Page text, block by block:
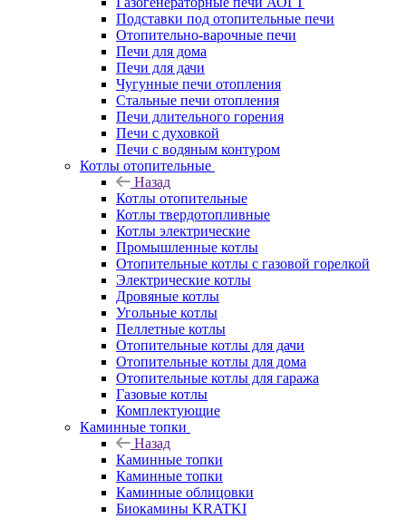
Подставки под отопительные печи
Отопительно-варочные печи
Печи для дома
Печи для дачи
Чугунные печи отопления
Стальные печи отопления
Печи длительного горения
Печи с духовкой
Печи с водяным контуром
Котлы отопительные
Назад
Котлы отопительные
Котлы твердотопливные
Котлы электрические
Промышленные котлы
Отопительные котлы с газовой горелкой
Электрические котлы
Дровяные котлы
Угольные котлы
Пеллетные котлы
Отопительные котлы для дачи
Отопительные котлы для дома
Отопительные котлы для гаража
Газовые котлы
Комплектующие
Каминные топки
Назад
Каминные топки
Каминные топки
Каминные облицовки
Биокамины KRATKI